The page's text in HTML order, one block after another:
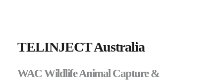
TELINJECT Australia
WAC Wildlife Animal Capture &